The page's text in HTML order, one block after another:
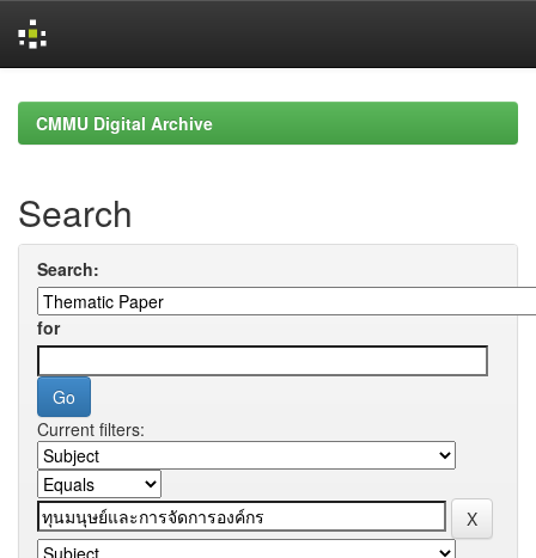
navigationCMMU Digital Archive
Search
Search:
for
Current filters: